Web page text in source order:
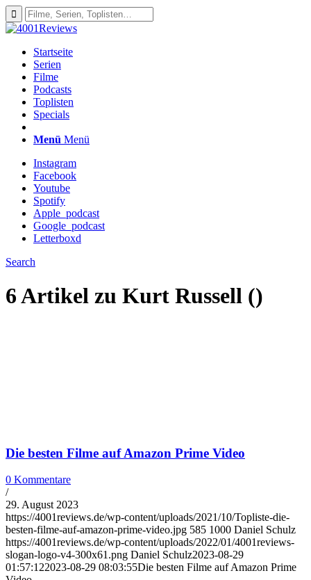
Startseite
Serien
Filme
Podcasts
Toplisten
Specials
Menü Menü
Instagram
Facebook
Youtube
Spotify
Apple_podcast
Google_podcast
Letterboxd
Search
6 Artikel zu Kurt Russell ()
Die besten Filme auf Amazon Prime Video
0 Kommentare
/
29. August 2023
https://4001reviews.de/wp-content/uploads/2021/10/Topliste-die-
besten-filme-auf-amazon-prime-video.jpg 585 1000 Daniel Schulz
https://4001reviews.de/wp-content/uploads/2022/01/4001reviews-
slogan-logo-v4-300x61.png Daniel Schulz2023-08-29
01:57:122023-08-29 08:03:55Die besten Filme auf Amazon Prime